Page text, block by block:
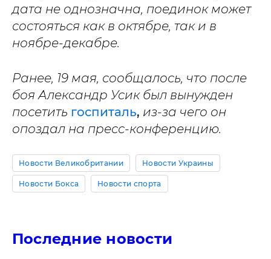
дата не однозначна, поединок может
состояться как в октябре, так и в
ноябре-декабре.
Ранее, 19 мая, сообщалось, что после
боя Александр Усик был вынужден
посетить госпиталь, из-за чего он
опоздал на пресс-конференцию.
Новости Великобритании Новости Украины
Новости Бокса Новости спорта
Последние новости